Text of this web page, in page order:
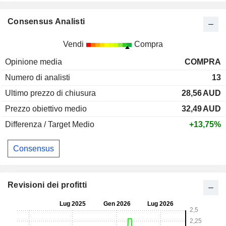
Consensus Analisti
Vendi Compra
Opinione media
COMPRA
Numero di analisti
13
Ultimo prezzo di chiusura
28,56AUD
Prezzo obiettivo medio
32,49AUD
Differenza / Target Medio
+13,75%
Consensus
Revisioni dei profitti